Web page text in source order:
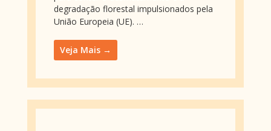
degradação florestal impulsionados pela
União Europeia (UE). …
Veja Mais →